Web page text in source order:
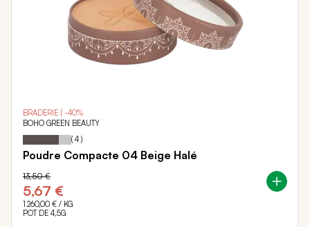
BRADERIE | -40%
BOHO GREEN BEAUTY
Notation: 75
% of
( 4 )
Poudre Compacte 04 Beige Halé
5,67 €
13,50 €
1 260,00 € / KG
POT DE 4,5G